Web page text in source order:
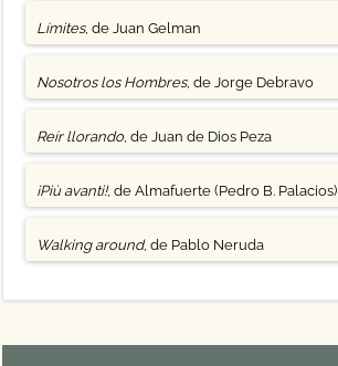
Límites, de Juan Gelman
Nosotros los Hombres, de Jorge Debravo
Reír llorando, de Juan de Dios Peza
¡Più avanti!, de Almafuerte (Pedro B. Palacios)
Walking around, de Pablo Neruda